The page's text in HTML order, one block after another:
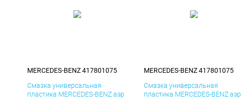
MERCEDES-BENZ 417801075
Смазка универсальная
пластика MERCEDES-BENZ аэр
MERCEDES-BENZ 417801075
Смазка универсальная
пластика MERCEDES-BENZ аэр